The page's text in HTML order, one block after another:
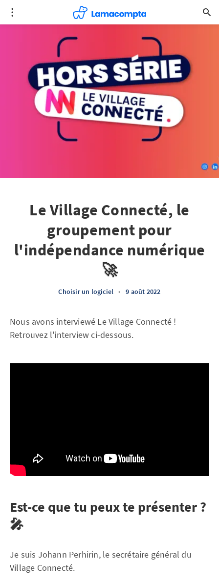
Le Village Connecté, le
groupement pour
l'indépendance numérique
🚀
Choisir un logiciel • 9 août 2022
Nous avons interviewé Le Village Connecté !
Retrouvez l'interview ci-dessous.
Est-ce que tu peux te présenter ?
🎤
Je suis Johann Perhirin, le secrétaire général du
Village Connecté.